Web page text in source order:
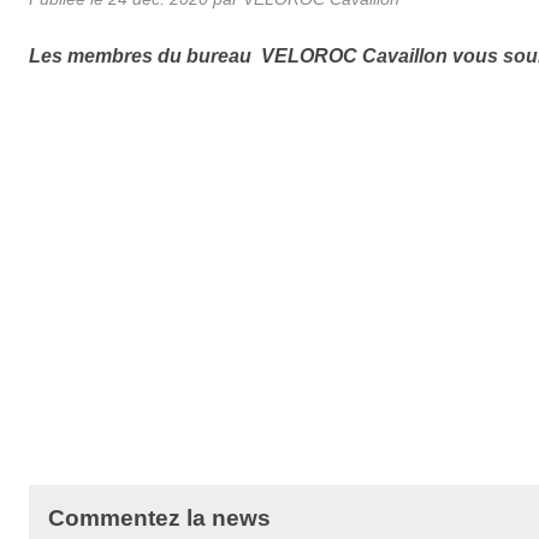
Les membres du bureau VELOROC Cavaillon vous
Commentez la news